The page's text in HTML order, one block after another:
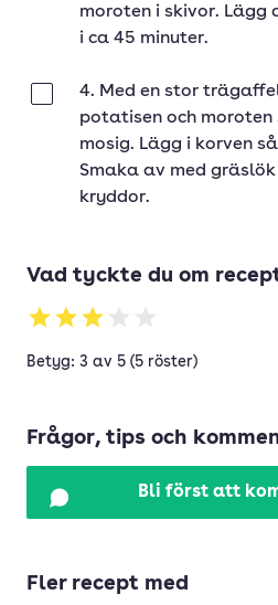
moroten i skivor. Lägg
i ca 45 minuter.
4. Med en stor
potatisen och
mosig. Lägg i korven
Smaka av med
kryddor.
Vad tyckte du om
Betyg: 3 av 5 (5 röster)
Frågor, tips och
Bli först att
Fler recept med